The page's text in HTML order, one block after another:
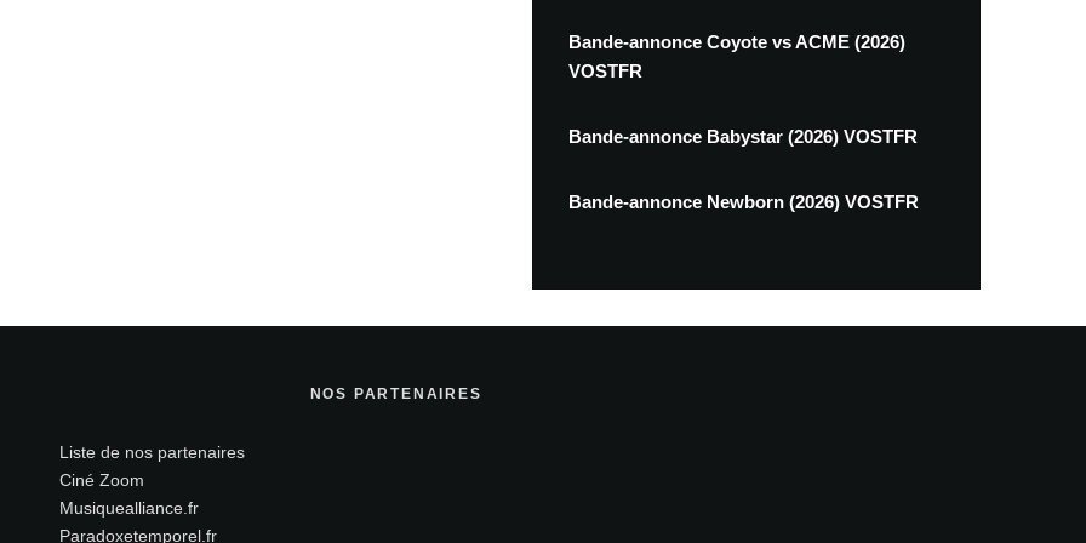
Site web
Bande-annonce Coyote vs ACME (2026)
VOSTFR
Bande-annonce Babystar (2026) VOSTFR
Bande-annonce Newborn (2026) VOSTFR
NOS PARTENAIRES
Liste de nos partenaires
Ciné Zoom
Musiquealliance.fr
Paradoxetemporel.fr